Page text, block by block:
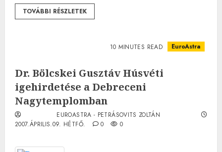
TOVÁBBI RÉSZLETEK
10 MINUTES READ EuroAstra
Dr. Bölcskei Gusztáv Húsvéti
igehirdetése a Debreceni
Nagytemplomban
EUROASTRA - PETRÁSOVITS ZOLTÁN
2007.ÁPRILIS.09. HÉTFŐ.
0 0